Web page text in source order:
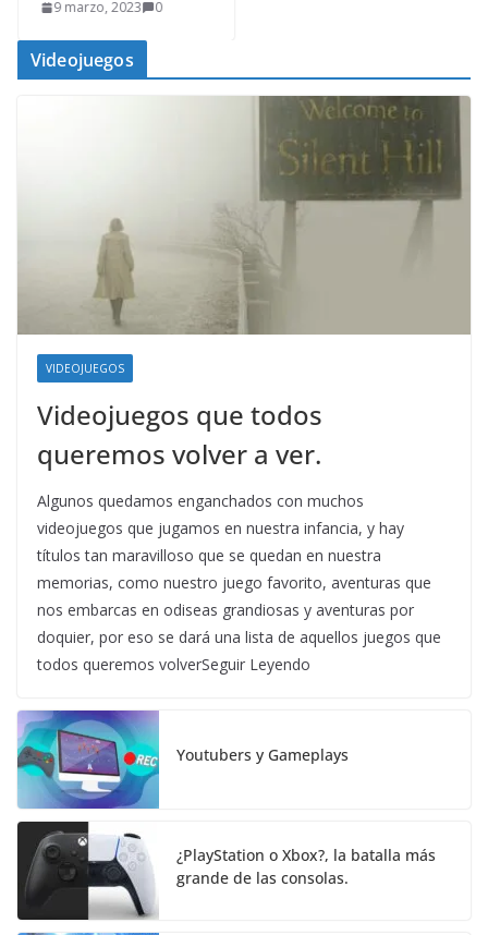
9 marzo, 2023 0
Videojuegos
VIDEOJUEGOS
Videojuegos que todos
queremos volver a ver.
Algunos quedamos enganchados con muchos
videojuegos que jugamos en nuestra infancia, y hay
títulos tan maravilloso que se quedan en nuestra
memorias, como nuestro juego favorito, aventuras que
nos embarcas en odiseas grandiosas y aventuras por
doquier, por eso se dará una lista de aquellos juegos que
todos queremos volverSeguir Leyendo
Youtubers y Gameplays
¿PlayStation o Xbox?, la batalla más
grande de las consolas.